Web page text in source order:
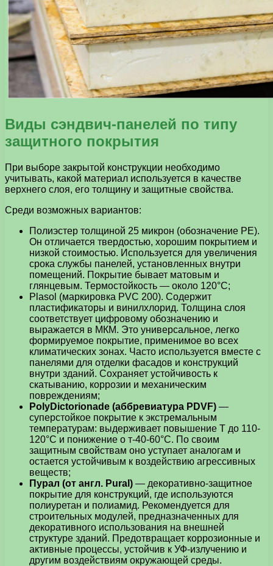
Виды сэндвич-панелей по типу
защитного покрытия
При выборе закрытой конструкции необходимо
учитывать, какой материал используется в качестве
верхнего слоя, его толщину и защитные свойства.
Среди возможных вариантов:
Полиэстер толщиной 25 микрон (обозначение PE).
Он отличается твердостью, хорошим покрытием и
низкой стоимостью. Используется для увеличения
срока службы панелей, установленных внутри
помещений. Покрытие бывает матовым и
глянцевым. Термостойкость — около 120°C;
Plasol (маркировка PVC 200). Содержит
пластификаторы и винилхлорид. Толщина слоя
соответствует цифровому обозначению и
выражается в МКМ. Это универсальное, легко
формируемое покрытие, применимое во всех
климатических зонах. Часто используется вместе с
панелями для отделки фасадов и конструкций
внутри зданий. Сохраняет устойчивость к
скатыванию, коррозии и механическим
повреждениям;
PolyDictorionade (аббревиатура PDVF) —
суперстойкое покрытие к экстремальным
температурам: выдерживает повышение Т до 110-
120°C и понижение о т-40-60°C. По своим
защитным свойствам оно уступает аналогам и
остается устойчивым к воздействию агрессивных
веществ;
Пурал (от англ. Pural) — декоративно-защитное
покрытие для конструкций, где используются
полиуретан и полиамид. Рекомендуется для
строительных модулей, предназначенных для
декоративного использования на внешней
структуре зданий. Предотвращает коррозионные и
активные процессы, устойчив к УФ-излучению и
другим воздействиям окружающей среды.